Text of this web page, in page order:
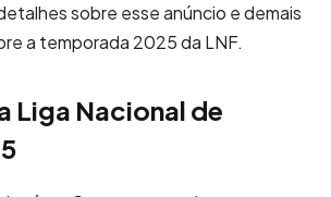
sobre esse anúncio e demais
a temporada 2025 da LNF.
Liga Nacional de